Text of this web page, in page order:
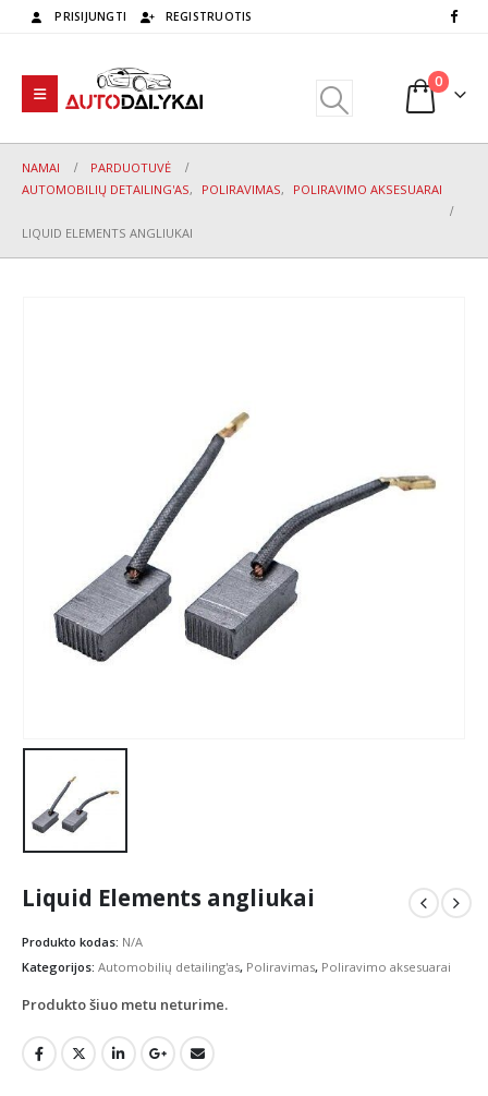
PRISIJUNGTI REGISTRUOTIS
0
NAMAI
PARDUOTUVĖ
AUTOMOBILIŲ DETAILING'AS, POLIRAVIMAS, POLIRAVIMO AKSESUARAI
LIQUID ELEMENTS ANGLIUKAI
Liquid Elements angliukai
Produkto kodas: N/A
Kategorijos: Automobilių detailing'as, Poliravimas, Poliravimo aksesuarai
Produkto šiuo metu neturime.